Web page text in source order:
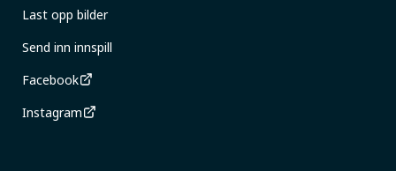
Last opp bilder
Send inn innspill
Facebook
Instagram